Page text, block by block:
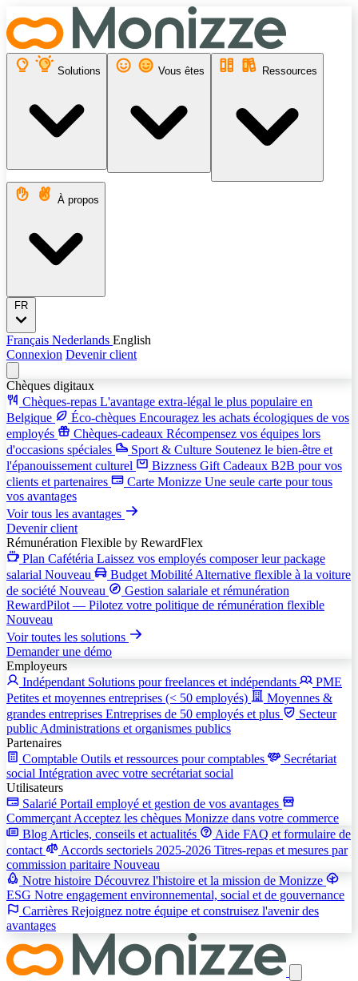
Solutions Vous êtes Ressources
À propos
Français Nederlands English
Connexion Devenir client
Chèques digitaux
Chèques-repas L'avantage extra-légal le plus populaire en
Belgique
Éco-chèques Encouragez les achats écologiques de vos
employés
Chèques-cadeaux Récompensez vos équipes lors
d'occasions spéciales
Sport & Culture Soutenez le bien-être et
l'épanouissement culturel
Bizzness Gift Cadeaux B2B pour vos
clients et partenaires
Carte Monizze Une seule carte pour tous
vos avantages
Voir tous les avantages
Devenir client
Rémunération Flexible by RewardFlex
Plan Cafétéria Laissez vos employés composer leur package
salarial Nouveau Budget Mobilité Alternative flexible à la voiture
de société Nouveau
Gestion salariale et rémunération
RewardPilot — Pilotez votre politique de rémunération flexible
Nouveau
Voir toutes les solutions
Demander une démo
Employeurs
Indépendant Solutions pour freelances et indépendants
PME
Petites et moyennes entreprises (< 50 employés)
Moyennes &
grandes entreprises Entreprises de 50 employés et plus
Secteur
public Administrations et organismes publics
Partenaires
Comptable Outils et ressources pour comptables
Secrétariat
social Intégration avec votre secrétariat social
Utilisateurs
Salarié Portail employé et gestion de vos avantages
Commerçant Acceptez les chèques Monizze dans votre commerce
Blog Articles, conseils et actualités Aide FAQ et formulaire de
contact
Accords sectoriels 2025-2026 Titres-repas et mesures par
commission paritaire Nouveau
Notre histoire Découvrez l'histoire et la mission de Monizze
ESG Notre engagement environnemental, social et de gouvernance
Carrières Rejoignez notre équipe et construisez l'avenir des
avantages